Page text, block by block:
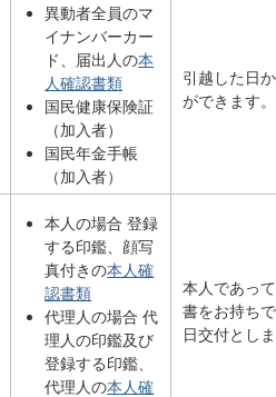
異動者全員のマ
イナンバーカー
ド、届出人の本
人確認書類
国民健康保険証
（加入者）
国民年金手帳
（加入者）
引越した日
ができます
本人の場合 登録
する印鑑、顔写
真付きの本人確
認書類
代理人の場合 代
理人の印鑑及び
登録する印鑑、
代理人の本人確
本人であっ
書をお持ち
日交付としま